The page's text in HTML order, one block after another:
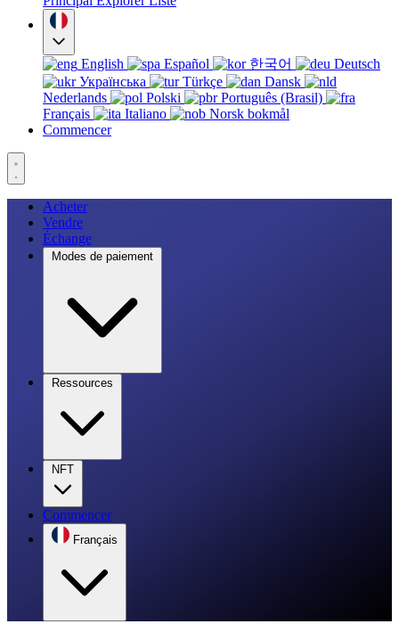
English Español 한국어
Deutsch
Українська
Türkçe
Dansk
Nederlands
Polski
Português (Brasil)
Français
Italiano
Norsk bokmål
Commencer
Acheter
Vendre
Échange
Modes de paiement
Ressources
NFT
Commencer
Français